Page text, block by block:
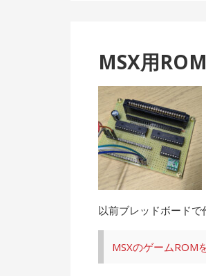
MSX用
以前ブレッドボード
MSXのゲームROM